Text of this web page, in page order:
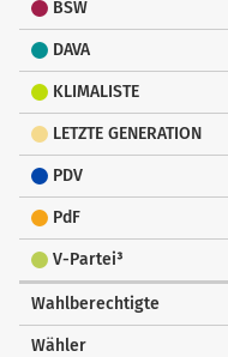
BSW
DAVA
KLIMALISTE
LETZTE GENERATION
PDV
PdF
V-Partei³
Wahlberechtigte
Wähler